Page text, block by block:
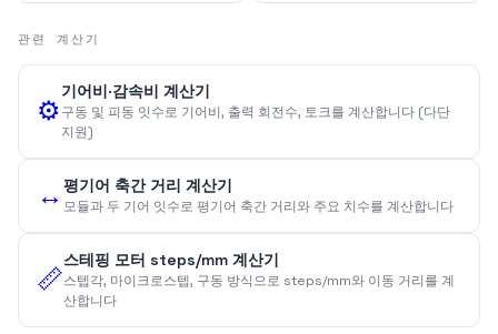
관련 계산기
⚙️
기어비·감속비 계산기
구동 및 피동 잇수로 기어비, 출력 회전수, 토크를 계산합니다 (다단
지원)
↔️ 평기어 축간 거리 계산기
모듈과 두 기어 잇수로 평기어 축간 거리와 주요 치수를 계산합니다
📏
스테핑 모터 steps/mm 계산기
스텝각, 마이크로스텝, 구동 방식으로 steps/mm와 이동 거리를 계
산합니다